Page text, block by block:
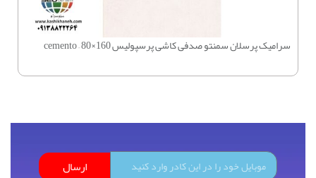
سرامیک پرسلان سمنتو صدفی کاشی پرسپولیس 160×80 – cemento
ارسال